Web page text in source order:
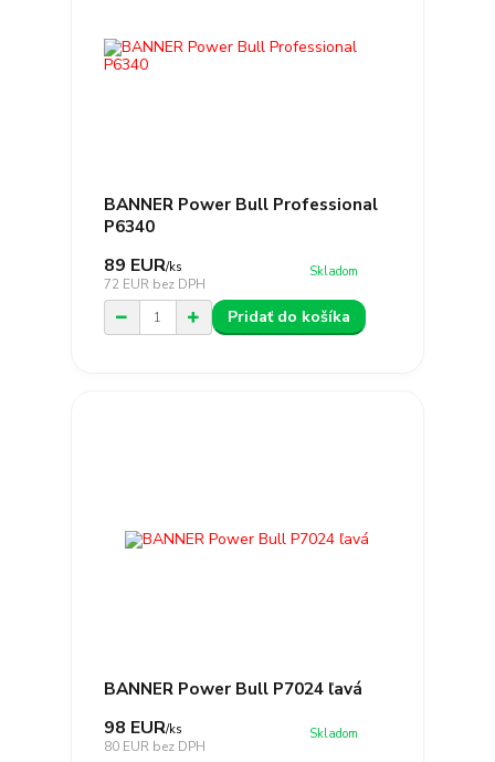
BANNER Power Bull Professional
P6340
89 EUR/ks
72 EUR bez DPH
Skladom
Pridať do košíka
BANNER Power Bull P7024 ľavá
98 EUR/ks
80 EUR bez DPH
Skladom